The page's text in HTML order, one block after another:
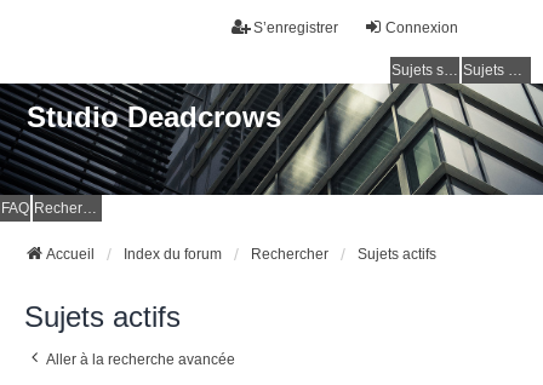
Connexion
S’enregistrer
Sujets sans réponse Sujets actifs
Studio Deadcrows
FAQ Rechercher
Accueil Index du forum Rechercher Sujets actifs
Sujets actifs
Aller à la recherche avancée